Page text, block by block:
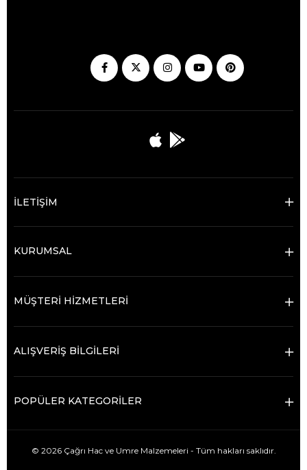
İLETİŞİM
KURUMSAL
MÜŞTERİ HİZMETLERİ
ALIŞVERİŞ BİLGİLERİ
POPÜLER KATEGORİLER
© 2026 Çağrı Hac ve Umre Malzemeleri - Tüm hakları saklıdır.